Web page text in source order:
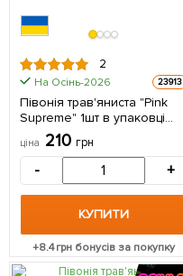
2
На Осінь-2026 23913
Півонія трав'яниста "Pink
Supreme" 1шт в упаковці
(Кореневище)
ціна 210 грн
- +
КУПИТИ
+8.4грн бонусів за покупку